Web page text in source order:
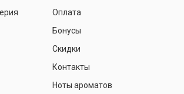
Оплата
Бонусы
Скидки
Контакты
Ноты ароматов